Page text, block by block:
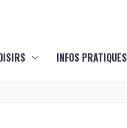
INFOS PRATIQUES